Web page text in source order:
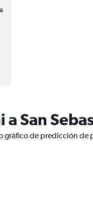
San
gráfico de predicción de